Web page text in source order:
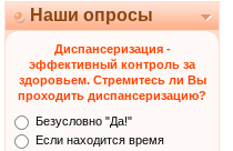
Наши опросы
Диспансеризация -
эффективный контроль за
здоровьем. Стремитесь ли Вы
проходить диспансеризацию?
Безусловно "Да!"
Если находится время